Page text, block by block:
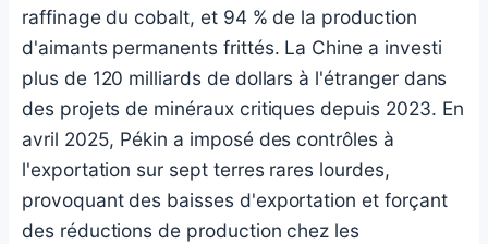
raffinage du cobalt, et 94 % de la production
d'aimants permanents frittés. La Chine a investi
plus de 120 milliards de dollars à l'étranger dans
des projets de minéraux critiques depuis 2023. En
avril 2025, Pékin a imposé des contrôles à
l'exportation sur sept terres rares lourdes,
provoquant des baisses d'exportation et forçant
des réductions de production chez les